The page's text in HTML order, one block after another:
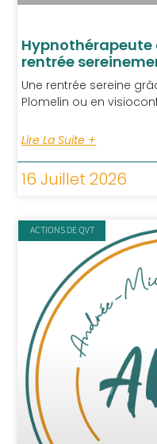
Hypnothérapeute
rentrée
Une rentrée sereine
Plomelin ou en
Lire La Suite +
16 Juillet 2026
ACTIONS DE QVT